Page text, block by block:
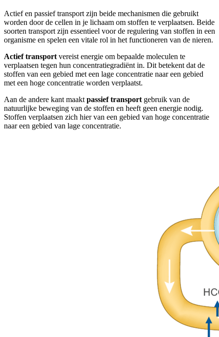
Actief en passief transport zijn beide mechanismen die gebruikt
worden door de cellen in je lichaam om stoffen te verplaatsen. Beide
soorten transport zijn essentieel voor de regulering van stoffen in een
organisme en spelen een vitale rol in het functioneren van de nieren.
Actief transport vereist energie om bepaalde moleculen te
verplaatsen tegen hun concentratiegradiënt in. Dit betekent dat de
stoffen van een gebied met een lage concentratie naar een gebied
met een hoge concentratie worden verplaatst.
Aan de andere kant maakt passief transport gebruik van de
natuurlijke beweging van de stoffen en heeft geen energie nodig.
Stoffen verplaatsen zich hier van een gebied van hoge concentratie
naar een gebied van lage concentratie.